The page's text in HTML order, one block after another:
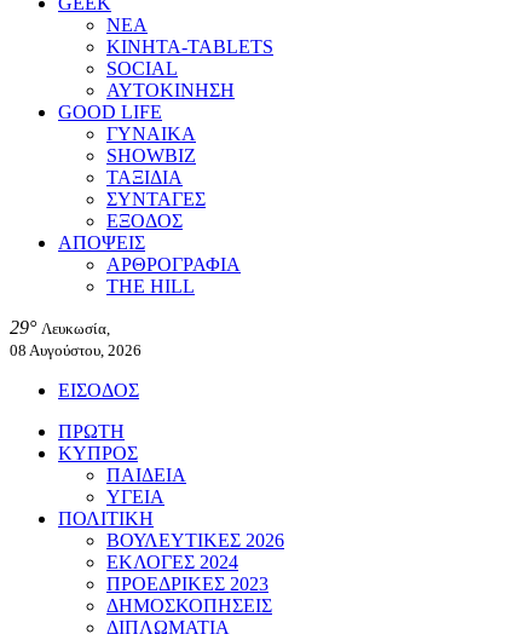
ΝΕΑ
ΚΙΝΗΤΑ-TABLETS
SOCIAL
ΑΥΤΟΚΙΝΗΣΗ
GOOD LIFE
ΓΥΝΑΙΚΑ
SHOWBIZ
ΤΑΞΙΔΙΑ
ΣΥΝΤΑΓΕΣ
ΕΞΟΔΟΣ
ΑΠΟΨΕΙΣ
ΑΡΘΡΟΓΡΑΦΙΑ
THE HILL
29° Λευκωσία,
08 Αυγούστου, 2026
ΕΙΣΟΔΟΣ
ΠΡΩΤΗ
ΚΥΠΡΟΣ
ΠΑΙΔΕΙΑ
ΥΓΕΙΑ
ΠΟΛΙΤΙΚΗ
ΒΟΥΛΕΥΤΙΚΕΣ 2026
ΕΚΛΟΓΕΣ 2024
ΠΡΟΕΔΡΙΚΕΣ 2023
ΔΗΜΟΣΚΟΠΗΣΕΙΣ
ΔΙΠΛΩΜΑΤΙΑ